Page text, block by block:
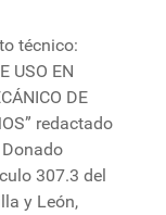
técnico:
USO EN
DE
redactado
307.3 del
y León,